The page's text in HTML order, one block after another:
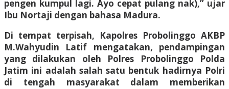
pengen kumpul lagi. Ayo cepat pulang nak),” ujar
Ibu Nortaji dengan bahasa Madura.
Di tempat terpisah, Kapolres Probolinggo AKBP
M.Wahyudin Latif mengatakan, pendampingan
yang dilakukan oleh Polres Probolinggo Polda
Jatim ini adalah salah satu bentuk hadirnya Polri
di tengah masyarakat dalam memberikan